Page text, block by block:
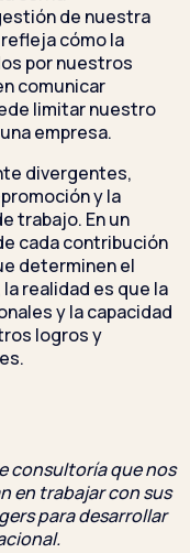
de nuestra
cómo la
por nuestros
comunicar
limitar nuestro
empresa.
divergentes,
y la
trabajo. En un
cada contribución
determinen el
realidad es que la
y la capacidad
logros y
consultoría que nos
en trabajar con sus
para desarrollar